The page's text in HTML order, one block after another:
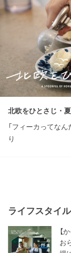
北欧をひとさじ・夏
「フィーカってな
り
ライフスタイ
【
お